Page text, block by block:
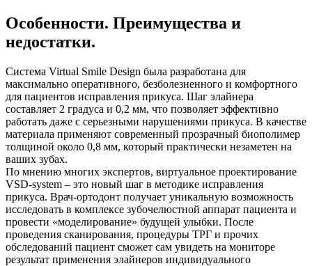
Особенности. Преимущества и
недостатки.
Система Virtual Smile Design была разработана для
максимально оперативного, безболезненного и комфортного
для пациентов исправления прикуса. Шаг элайнера
составляет 2 градуса и 0,2 мм, что позволяет эффективно
работать даже с серьезными нарушениями прикуса. В качестве
материала применяют современный прозрачный биополимер
толщиной около 0,8 мм, который практически незаметен на
ваших зубах.
По мнению многих экспертов, виртуальное проектирование
VSD-system – это новый шаг в методике исправления
прикуса. Врач-ортодонт получает уникальную возможность
исследовать в комплексе зубочелюстной аппарат пациента и
провести «моделирование» будущей улыбки. После
проведения сканирования, процедуры ТРГ и прочих
обследований пациент сможет сам увидеть на мониторе
результат применения элайнеров индивидуального